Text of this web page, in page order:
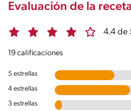
Evaluación de la
4.4 de
19 calificaciones
5 estrellas
4 estrellas
3 estrellas